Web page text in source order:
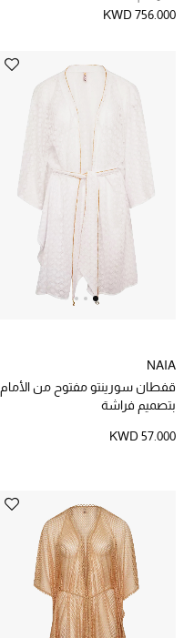
جميع الملابس الرجالية
جميع الإكسسورات الرجالية
حقائب رجالية
العناية الشخصية بالرجال
تسوقوا للرجال
خصومات
عودة صغاركم للمدارس
KWD 756.000
NAIA
قفطان سورينتو مفتوح من الأمام
بتصميم فراشة
KWD 57.000